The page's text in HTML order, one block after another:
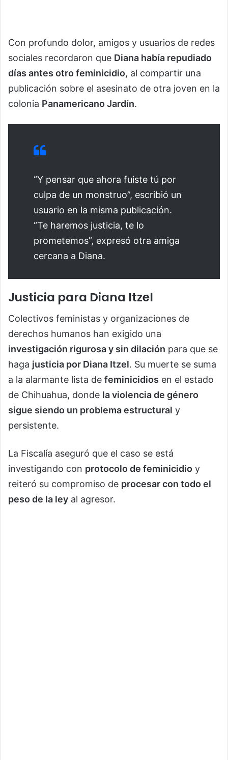
Con profundo dolor, amigos y usuarios de redes
sociales recordaron que Diana había repudiado
días antes otro feminicidio, al compartir una
publicación sobre el asesinato de otra joven en la
colonia Panamericano Jardín.
“Y pensar que ahora fuiste tú por
culpa de un monstruo”, escribió un
usuario en la misma publicación.
“Te haremos justicia, te lo
prometemos”, expresó otra amiga
cercana a Diana.
Justicia para Diana Itzel
Colectivos feministas y organizaciones de
derechos humanos han exigido una
investigación rigurosa y sin dilación para que se
haga justicia por Diana Itzel. Su muerte se suma
a la alarmante lista de feminicidios en el estado
de Chihuahua, donde la violencia de género
sigue siendo un problema estructural y
persistente.
La Fiscalía aseguró que el caso se está
investigando con protocolo de feminicidio y
reiteró su compromiso de procesar con todo el
peso de la ley al agresor.